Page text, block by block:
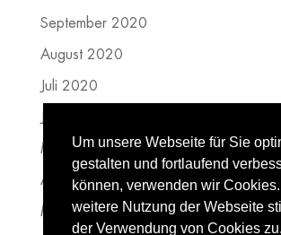
September 2020
August 2020
Juli 2020
Mai 2020
April 2020
März 2020
Um unsere Webseite für Sie
gestalten und fortlaufend
können, verwenden wir
weitere Nutzung der Webseite
der Verwendung von Cookies zu.